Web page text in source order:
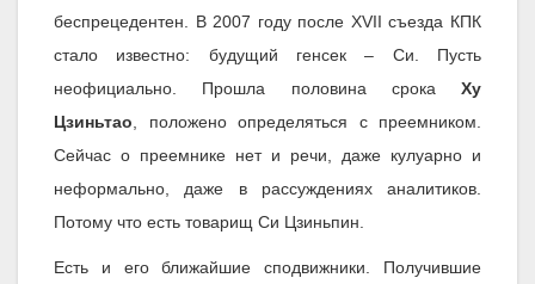
беспрецедентен. В 2007 году после XVII съезда КПК
стало известно: будущий генсек – Си. Пусть
неофициально. Прошла половина срока Ху
Цзиньтао , положено определяться с преемником.
Сейчас о преемнике нет и речи, даже кулуарно и
неформально, даже в рассуждениях аналитиков.
Потому что есть товарищ Си Цзиньпин.
Есть и его ближайшие сподвижники. Получившие